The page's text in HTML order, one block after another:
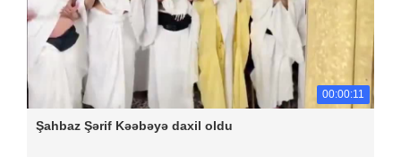
00:00:11
Şahbaz Şərif Kəəbəyə daxil oldu